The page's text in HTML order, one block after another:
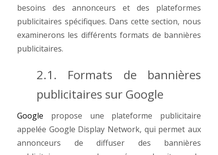
besoins des annonceurs et des plateformes
publicitaires spécifiques. Dans cette section, nous
examinerons les différents formats de bannières
publicitaires.
2.1. Formats de bannières
publicitaires sur Google
Google propose une plateforme publicitaire
appelée Google Display Network, qui permet aux
annonceurs de diffuser des bannières